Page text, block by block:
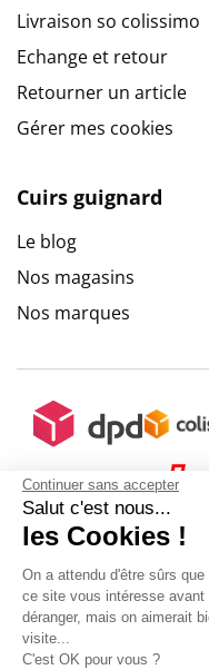
Continuer sans accepter
Salut c'est nous...
les Cookies !
On a attendu d'être sûrs
ce site vous intéresse avant
déranger, mais on aimerait
visite...
C'est OK pour vous ?
Livraison so colissimo
Echange et retour
Retourner un article
Gérer mes cookies
Cuirs guignard
Le blog
Nos magasins
Nos marques